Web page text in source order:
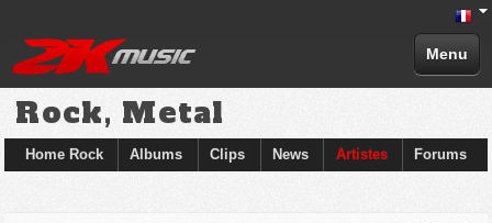
Menu
Rock, Metal
Home Rock Albums Clips News Artistes Forums